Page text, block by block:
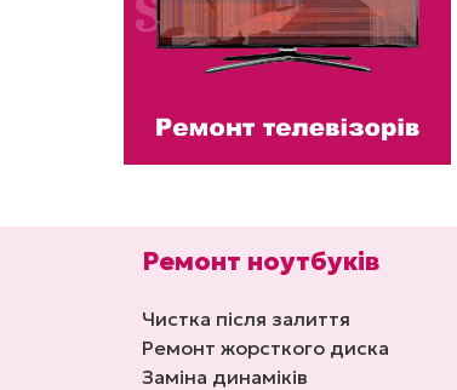
Ремонт ноутбуків
Чистка після залиття
Ремонт жорсткого диска
Заміна динаміків